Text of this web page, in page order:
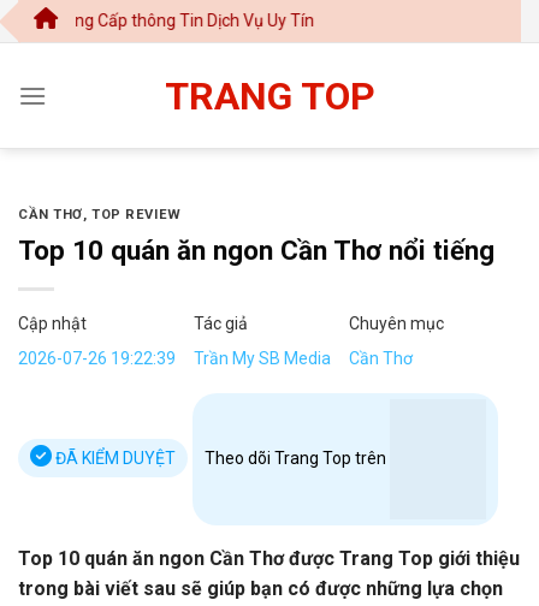
Chuyển
đến
dung
thông Tin Dịch Vụ Uy Tín
TRANG TOP
CẦN THƠ,TOP REVIEW
Top 10 quán ăn ngon Cần Thơ nổi tiếng
Cập nhật
2026-07-26 19:22:39
Tác giả
Trần My SB Media
Chuyên mục
Cần Thơ
ĐÃ KIỂM DUYỆT Theo dõi Trang Top trên
Top 10 quán ăn ngon Cần Thơ được Trang Top giới thiệu
trong bài viết sau sẽ giúp bạn có được những lựa chọn